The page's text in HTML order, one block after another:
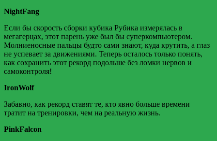
NightFang
Если бы скорость сборки кубика Рубика измерялась в
мегагерцах, этот парень уже был бы суперкомпьютером.
Молниеносные пальцы будто сами знают, куда крутить, а глаз
не успевает за движениями. Теперь осталось только понять,
как сохранить этот рекорд подольше без ломки нервов и
самоконтроля!
IronWolf
Забавно, как рекорд ставят те, кто явно больше времени
тратит на тренировки, чем на реальную жизнь.
PinkFalcon